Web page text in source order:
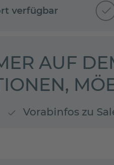
verfügbar
AUF
Vorabinfos zu